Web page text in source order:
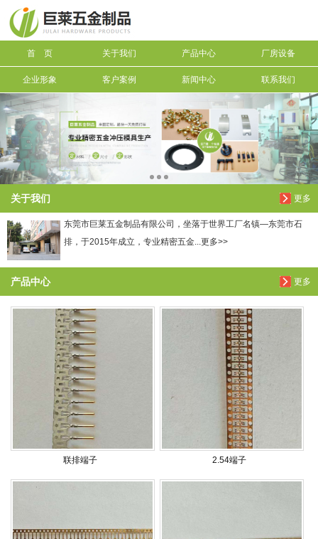
首 页 关于我们 产品中心 厂房设备
企业形象 客户案例 新闻中心 联系我们
更多
关于我们
东莞市巨莱五金制品有限公司，坐落于世界工厂名镇—东莞市石
排，于2015年成立，专业精密五金...更多>>
更多
产品中心
联排端子 2.54端子
搜索